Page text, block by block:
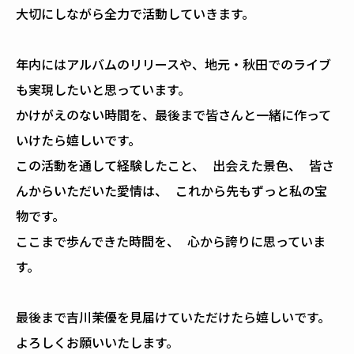
大切にしながら全力で活動していきます。
年内にはアルバムのリリースや、地元・秋田でのライブ
も実現したいと思っています。
かけがえのない時間を、最後まで皆さんと一緒に作って
いけたら嬉しいです。
この活動を通して経験したこと、 出会えた景色、 皆さ
んからいただいた愛情は、 これから先もずっと私の宝
物です。
ここまで歩んできた時間を、 心から誇りに思っていま
す。
最後まで吉川茉優を見届けていただけたら嬉しいです。
よろしくお願いいたします。